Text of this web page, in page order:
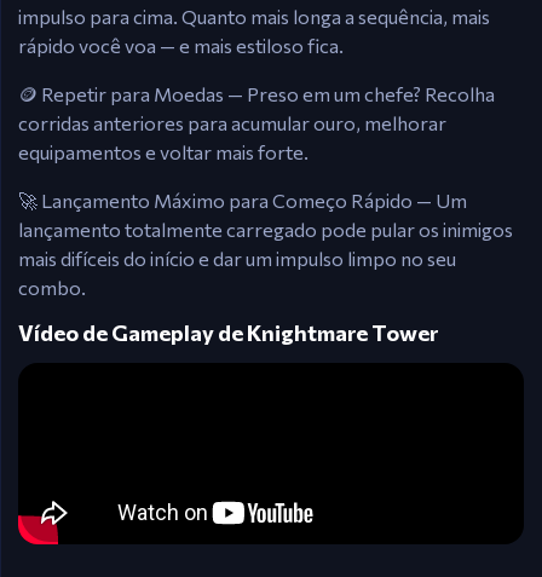
impulso para cima. Quanto mais longa a sequência, mais
rápido você voa — e mais estiloso fica.
🪙 Repetir para Moedas — Preso em um chefe? Recolha
corridas anteriores para acumular ouro, melhorar
equipamentos e voltar mais forte.
🚀 Lançamento Máximo para Começo Rápido — Um
lançamento totalmente carregado pode pular os inimigos
mais difíceis do início e dar um impulso limpo no seu
combo.
Vídeo de Gameplay de Knightmare Tower